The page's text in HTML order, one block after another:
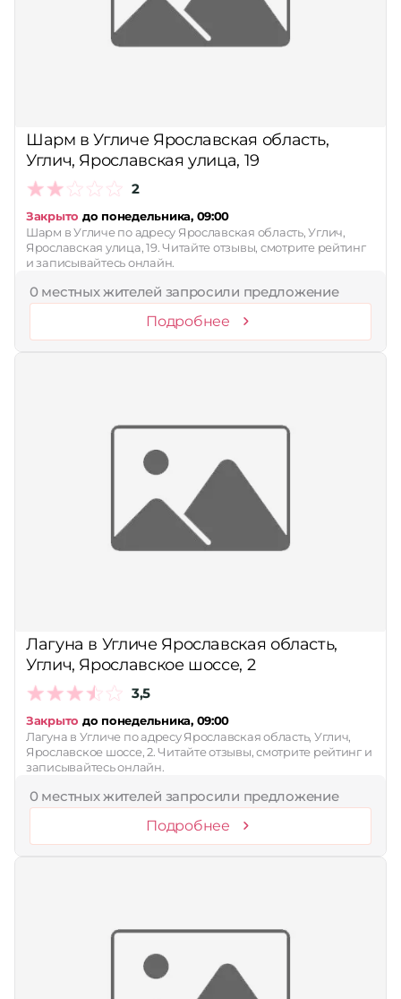
Шарм в Угличе Ярославская область,
Углич, Ярославская улица, 19
2
Закрыто до понедельника, 09:00
Шарм в Угличе по адресу Ярославская область, Углич,
Ярославская улица, 19. Читайте отзывы, смотрите рейтинг
и записывайтесь онлайн.
0 местных жителей запросили предложение
Подробнее
Лагуна в Угличе Ярославская область,
Углич, Ярославское шоссе, 2
3,5
Закрыто до понедельника, 09:00
Лагуна в Угличе по адресу Ярославская область, Углич,
Ярославское шоссе, 2. Читайте отзывы, смотрите рейтинг и
записывайтесь онлайн.
0 местных жителей запросили предложение
Подробнее